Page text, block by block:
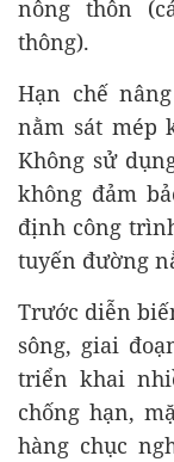
nông thôn
thông).
Hạn chế
nằm sát mép
Không sử
không đảm
định công
tuyến đường
Trước diễn
sông, giai
triển khai
chống hạn,
hàng chục